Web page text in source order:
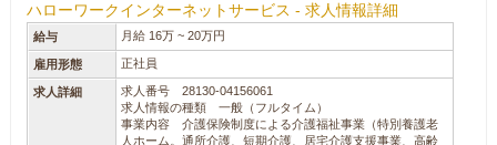
ハローワークインターネットサービス - 求人情報詳細
給与 月給 16万 ~ 20万円
雇用形態 正社員
求人詳細
求人番号 28130-04156061
求人情報の種類 一般（フルタイム）
事業内容 介護保険制度による介護福祉事業（特別養護老
人ホーム。通所介護、短期介護、居宅介護支援事業、高齢